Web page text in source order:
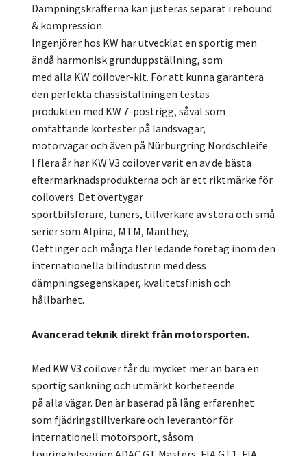
Dämpningskrafterna kan justeras separat i rebound
& kompression.
Ingenjörer hos KW har utvecklat en sportig men
ändå harmonisk grunduppställning, som
med alla KW coilover-kit. För att kunna garantera
den perfekta chassiställningen testas
produkten med KW 7-postrigg, såväl som
omfattande körtester på landsvägar,
motorvägar och även på Nürburgring Nordschleife.
I flera år har KW V3 coilover varit en av de bästa
eftermarknadsprodukterna och är ett riktmärke för
coilovers. Det övertygar
sportbilsförare, tuners, tillverkare av stora och små
serier som Alpina, MTM, Manthey,
Oettinger och många fler ledande företag inom den
internationella bilindustrin med dess
dämpningsegenskaper, kvalitetsfinish och
hållbarhet.
Avancerad teknik direkt från motorsporten.
Med KW V3 coilover får du mycket mer än bara en
sportig sänkning och utmärkt körbeteende
på alla vägar. Den är baserad på lång erfarenhet
som fjädringstillverkare och leverantör för
internationell motorsport, såsom